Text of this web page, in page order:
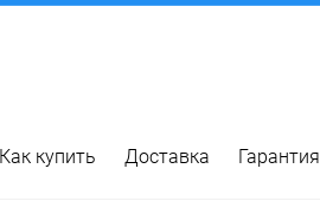
Как купить Доставка Гарантия